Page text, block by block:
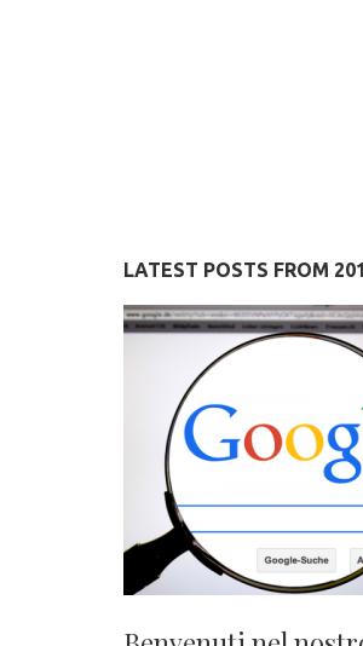
LATEST POSTS FROM